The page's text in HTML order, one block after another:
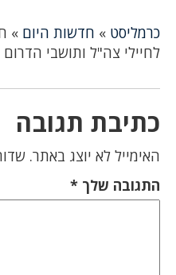
כרמליסט » חדשות היום »
לחיילי צה"ל ותושבי הדרום
כתיבת תגובה
האימייל לא יוצג באתר.
התגובה שלך *